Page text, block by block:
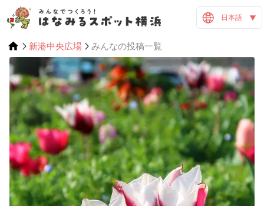
日本語
新港中央広場 みんなの投稿一覧